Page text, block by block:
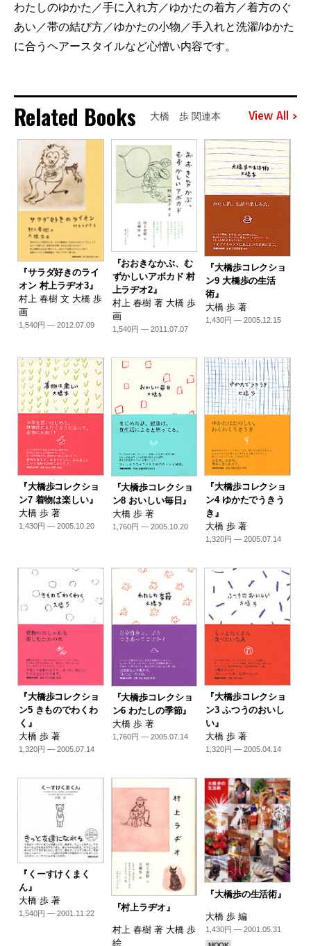
わたしのゆかた／手に入れ方／ゆかたの着方／着方のぐ
あい／帯の結び方／ゆかたの小物／手入れと洗濯/ゆかた
に合うヘアースタイルなど心憎い内容です。
Related Books 大橋 歩 関連本 View All
『サラダ好きのライ
オン 村上ラヂオ3』
村上 春樹 文 大橋 歩
画
1,540円 — 2012.07.09
『おおきなかぶ、む
ずかしいアボカド 村
上ラヂオ2』
村上 春樹 著 大橋 歩
画
1,540円 — 2011.07.07
『大橋歩コレクショ
ン9 大橋歩の生活
術』
大橋 歩 著
1,430円 — 2005.12.15
『大橋歩コレクショ
ン7 着物は楽しい』
大橋 歩 著
1,430円 — 2005.10.20
『大橋歩コレクショ
ン8 おいしい毎日』
大橋 歩 著
1,760円 — 2005.10.20
『大橋歩コレクショ
ン4 ゆかたでうきう
き』
大橋 歩 著
1,320円 — 2005.07.14
『大橋歩コレクショ
ン5 きものでわくわ
く』
大橋 歩 著
1,320円 — 2005.07.14
『大橋歩コレクショ
ン6 わたしの季節』
大橋 歩 著
1,760円 — 2005.07.14
『大橋歩コレクショ
ン3 ふつうのおいし
い』
大橋 歩 著
1,320円 — 2005.04.14
『くーすけくまく
ん』
大橋 歩 著
1,540円 — 2001.11.22
『村上ラヂオ』
村上 春樹 著 大橋 歩
絵
『大橋歩の生活術』
大橋 歩 編
1,430円 — 2001.05.31